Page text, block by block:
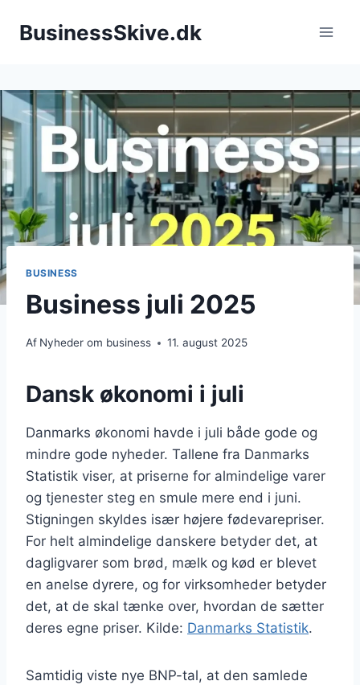
BusinessSkive.dk
BUSINESS
Business juli 2025
Af Nyheder om business 11. august 2025
Dansk økonomi i juli
Danmarks økonomi havde i juli både gode og
mindre gode nyheder. Tallene fra Danmarks
Statistik viser, at priserne for almindelige varer
og tjenester steg en smule mere end i juni.
Stigningen skyldes især højere fødevarepriser.
For helt almindelige danskere betyder det, at
dagligvarer som brød, mælk og kød er blevet
en anelse dyrere, og for virksomheder betyder
det, at de skal tænke over, hvordan de sætter
deres egne priser. Kilde: Danmarks Statistik.
Samtidig viste nye BNP-tal, at den samlede